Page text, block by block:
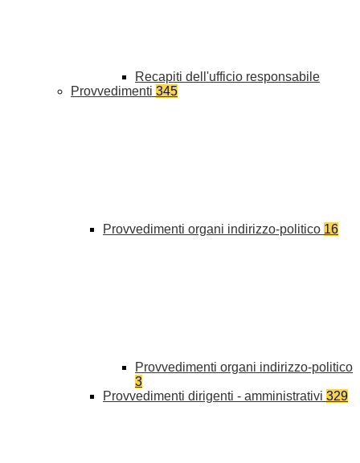
Recapiti dell'ufficio responsabile
Provvedimenti 345
Provvedimenti organi indirizzo-politico 16
Provvedimenti organi indirizzo-politico
3
Provvedimenti dirigenti - amministrativi 329